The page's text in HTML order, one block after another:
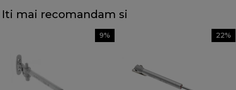
Iti mai recomandam si
9% 22%